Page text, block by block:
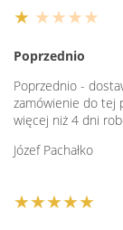
★ ★★★★
Poprzednio
Poprzednio -
zamówienie do tej
więcej niż 4 dni
Józef Pachałko
★★★★★